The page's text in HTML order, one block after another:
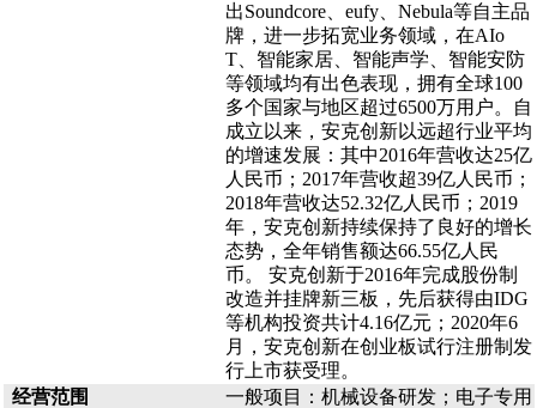
出Soundcore、eufy、Nebula等自主品
牌，进一步拓宽业务领域，在AIo
T、智能家居、智能声学、智能安防
等领域均有出色表现，拥有全球100
多个国家与地区超过6500万用户。自
成立以来，安克创新以远超行业平均
的增速发展：其中2016年营收达25亿
人民币；2017年营收超39亿人民币；
2018年营收达52.32亿人民币；2019
年，安克创新持续保持了良好的增长
态势，全年销售额达66.55亿人民
币。 安克创新于2016年完成股份制
改造并挂牌新三板，先后获得由IDG
等机构投资共计4.16亿元；2020年6
月，安克创新在创业板试行注册制发
行上市获受理。
经营范围
一般项目：机械设备研发；电子专用